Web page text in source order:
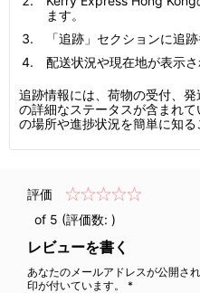
ます。
「追跡」セクションに追
配送状況や現在地が表示さ
追跡情報には、荷物の受付、
の詳細なステータスが含まれ
の場所や進捗状況を簡単に知る
評価
of 5 (評価数: )
レビューを書く
あなたのメールアドレスが公開さ
印が付いています。 *